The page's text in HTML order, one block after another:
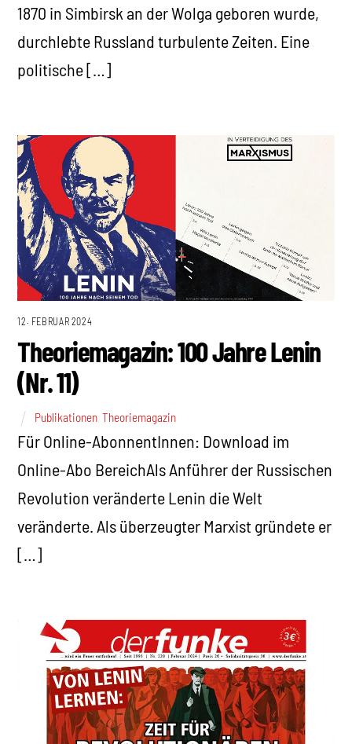
1870 in Simbirsk an der Wolga geboren wurde,
durchlebte Russland turbulente Zeiten. Eine
politische […]
12. FEBRUAR 2024
Theoriemagazin: 100 Jahre Lenin
(Nr. 11)
Publikationen ,Theoriemagazin
Für Online-AbonnentInnen: Download im
Online-Abo BereichAls Anführer der Russischen
Revolution veränderte Lenin die Welt
veränderte. Als überzeugter Marxist gründete er
[…]